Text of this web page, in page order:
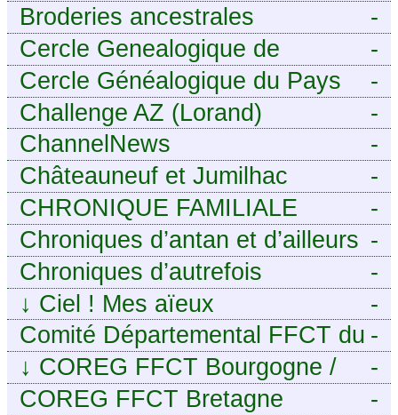
-
Broderies ancestrales
-
Cercle Genealogique de
l’Aveyron
-
Cercle Généalogique du Pays
de Caux - Seine-Maritime
-
Challenge AZ (Lorand)
-
ChannelNews
-
Châteauneuf et Jumilhac
-
CHRONIQUE FAMILIALE
-
Chroniques d’antan et d’ailleurs
-
Chroniques d’autrefois
-
↓ Ciel ! Mes aïeux
-
Comité Départemental FFCT du
Cher
-
↓ COREG FFCT Bourgogne /
Franche-Comté
-
COREG FFCT Bretagne